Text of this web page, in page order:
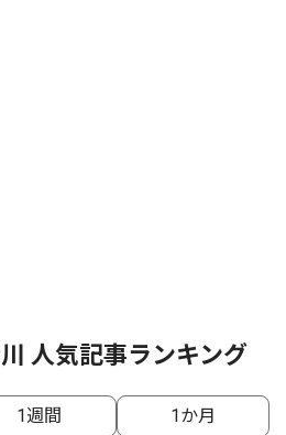
人気記事ランキング
1週間 1か月